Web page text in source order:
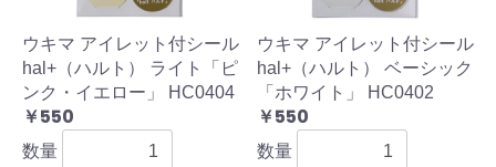
ウキマ アイレット付シール
hal+（ハルト） ライト「ピ
ンク・イエロー」 HC0404
￥550
数量
ウキマ アイレット付シール
hal+（ハルト） ベーシック
「ホワイト」 HC0402
￥550
数量